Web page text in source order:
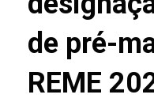
de pré-
REME